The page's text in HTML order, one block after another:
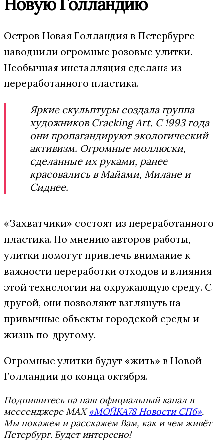
Остров Новая Голландия в Петербурге
наводнили огромные розовые улитки.
Необычная инсталляция сделана из
переработанного пластика.
Яркие скульптуры создала группа
художников Cracking Art. С 1993 года
они пропагандируют экологический
активизм. Огромные моллюски,
сделанные их руками, ранее
красовались в Майами, Милане и
Сиднее.
«Захватчики» состоят из переработанного
пластика. По мнению авторов работы,
улитки помогут привлечь внимание к
важности переработки отходов и влияния
этой технологии на окружающую среду. С
другой, они позволяют взглянуть на
привычные объекты городской среды и
жизнь по-другому.
Огромные улитки будут «жить» в Новой
Голландии до конца октября.
Подпишитесь на наш официальный канал в
мессенджере MAX«МОЙКА78 Новости СПб».
Мы покажем и расскажем Вам, как и чем живёт
Петербург. Будет интересно!